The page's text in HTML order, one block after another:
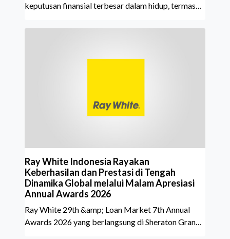
keputusan finansial terbesar dalam hidup, termasuk
aktif merencanakan kepemilikan hunian maupun
kepemilikan hingga riwaya
Ray White Indonesia Rayakan
Keberhasilan dan Prestasi di Tengah
Dinamika Global melalui Malam Apresiasi
Annual Awards 2026
Ray White 29th &amp; Loan Market 7th Annual
Awards 2026 yang berlangsung di Sheraton Grand